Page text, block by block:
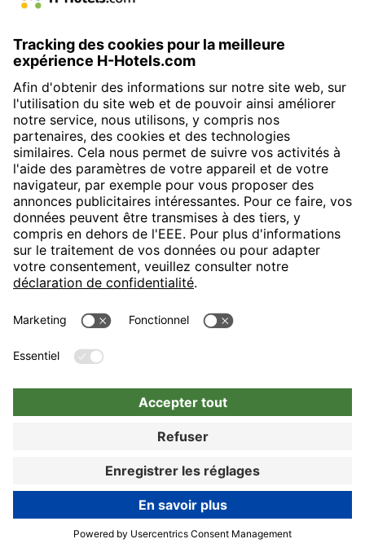
RÉSERVER MAINTENANT
unsere zentrale Lage sowie die
unseres Teams besonders in Erinnerung
geblieben sind. Ihre Anmerkung zur
Wurstauswahl beim Frühstück haben
wir zur Kenntnis genommen und
selbstverständlich an das
verantwortliche Team weitergeleitet, um
hier weiterhin an einer noch größeren
Vielfalt zu arbeiten. Wir würden uns sehr
freuen, Sie wieder einmal bei uns im
schönen Garmisch-Partenkirchen
begrüßen zu dürfen und wünschen
Ihnen bis dahin eine weiterhin
angenehme Zeit. Herzliche Grüße, Ihr
Team von den H-Hotels, Nicole Krötz -
100%
DES DÉTAILS INDIQUENT
Lieber Gast, mit großer Freude haben
wir anhand Ihrer Wertung gesehen, dass
Réserver